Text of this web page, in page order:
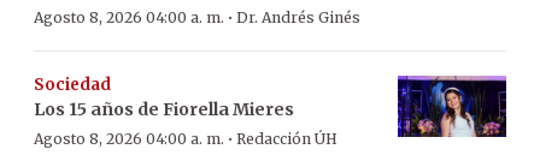
Agosto 8, 2026 04:00 a. m. · Dr. Andrés Ginés
Sociedad
Los 15 años de Fiorella Mieres
Agosto 8, 2026 04:00 a. m. · Redacción ÚH